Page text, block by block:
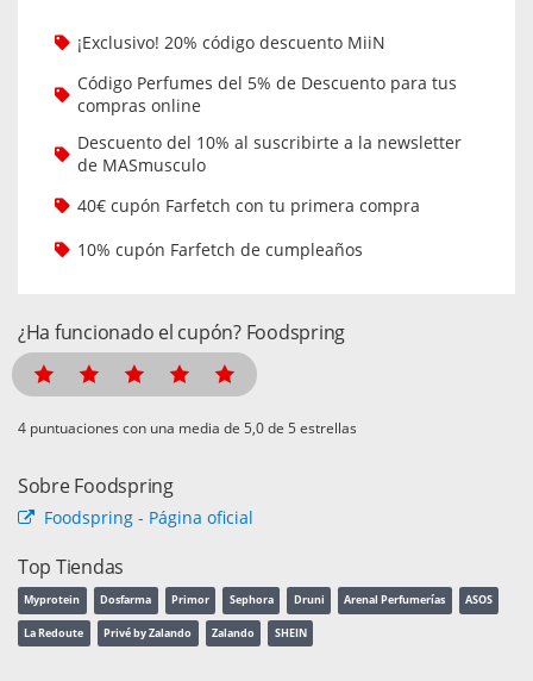
¡Exclusivo! 20% código descuento MiiN
Código Perfumes del 5% de Descuento para tus
compras online
Descuento del 10% al suscribirte a la newsletter
de MASmusculo
40€ cupón Farfetch con tu primera compra
10% cupón Farfetch de cumpleaños
¿Ha funcionado el cupón? Foodspring
puntuaciones con una media de de 5 estrellas
Sobre Foodspring
Foodspring - Página oficial
Top Tiendas
Myprotein Dosfarma Primor Sephora Druni Arenal Perfumerías ASOS
La Redoute Privé by Zalando Zalando SHEIN